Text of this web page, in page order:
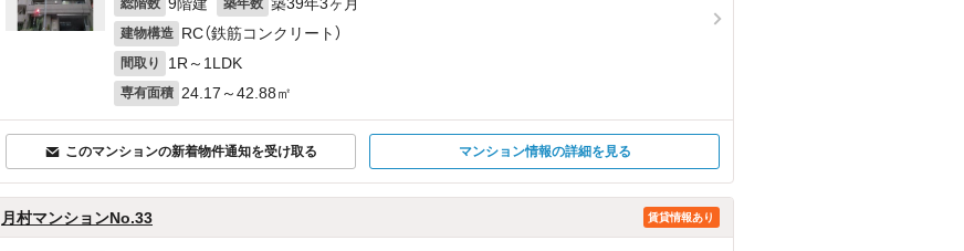
総階数 築年数
建物構造 RC（鉄筋コンクリート）
間取り 1R～1LDK
専有面積 24.17～42.88㎡
このマンションの新着物件通知を受け取る マンション情報の詳細を見る
月村マンションNo.33 賃貸情報あり